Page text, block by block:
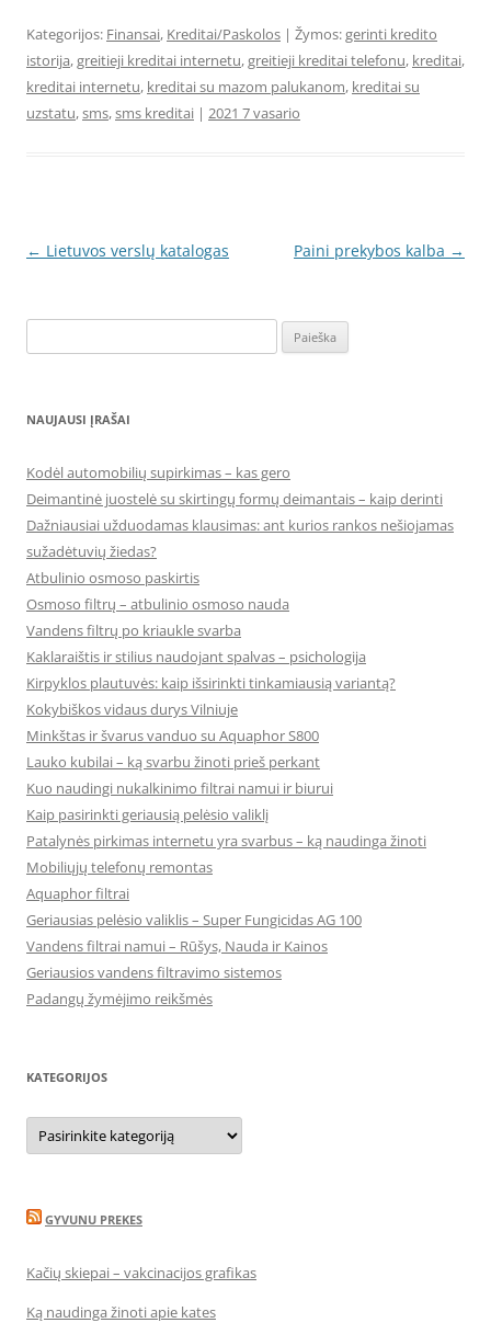
Kategorijos: Finansai, Kreditai/Paskolos | Žymos:gerinti kredito
istorija,greitieji kreditai internetu,greitieji kreditai telefonu, kreditai,
kreditai internetu, kreditai su mazom palukanom, kreditai su
uzstatu,sms,sms kreditai | 2021 7 vasario
Įrašo
← Lietuvos verslų katalogas Paini prekybos kalba →
NAUJAUSI ĮRAŠAI
Kodėl automobilių supirkimas – kas gero
Deimantinė juostelė su skirtingų formų deimantais – kaip derinti
Dažniausiai užduodamas klausimas: ant kurios rankos nešiojamas
sužadėtuvių žiedas?
Atbulinio osmoso paskirtis
Osmoso filtrų – atbulinio osmoso nauda
Vandens filtrų po kriaukle svarba
Kaklaraištis ir stilius naudojant spalvas – psichologija
Kirpyklos plautuvės: kaip išsirinkti tinkamiausią variantą?
Kokybiškos vidaus durys Vilniuje
Minkštas ir švarus vanduo su Aquaphor S800
Lauko kubilai – ką svarbu žinoti prieš perkant
Kuo naudingi nukalkinimo filtrai namui ir biurui
Kaip pasirinkti geriausią pelėsio valiklį
Patalynės pirkimas internetu yra svarbus – ką naudinga žinoti
Mobiliųjų telefonų remontas
Aquaphor filtrai
Geriausias pelėsio valiklis – Super Fungicidas AG 100
Vandens filtrai namui – Rūšys, Nauda ir Kainos
Geriausios vandens filtravimo sistemos
Padangų žymėjimo reikšmės
KATEGORIJOS
Kategorijos
GYVUNU PREKES
Kačių skiepai – vakcinacijos grafikas
Ką naudinga žinoti apie kates